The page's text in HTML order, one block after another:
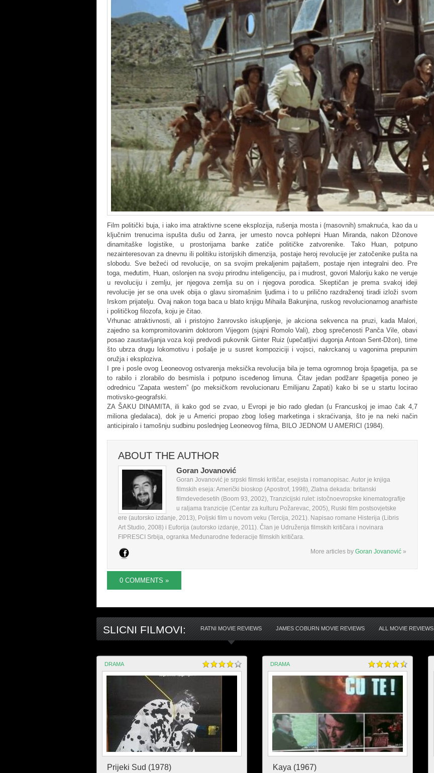
Film politički buja, i iako ima atraktivne scene eksplozija, rušenja mosta i (masovnih) smaknuća, kao da u
ključnim trenucima ispušta dušu od žanra, jer umesto novca pohlepni Huan Miranda, nakon Džonove
dinamitaške logistike, u prostorijama banke zatiče političke zatvorenike. Tako Huan, potpuno
nezainteresovan za dnevnu ili politiku istorijskih dimenzija, postaje heroj revolucije jer zatočenike pušta na
slobodu. Sve bežeći od revolucije, on sa svojim prekaljenim pajtašem, postaje njen integralni deo. Pre
toga, međutim, Huan, oslonjen na svoju prirodnu inteligenciju, pa i mudrost, govori Maloriju kako ne veruje
u revoluciju i zemlju, jer njegova zemlja su on i njegova porodica. Skeptičan je prema svakoj ideji
revolucije jer se ona uvek obija o glavu siromašnim ljudima i to u prilično razdraženoj tiradi izloži svom
Irskom prijatelju. Ovaj nakon toga baca u blato knjigu Mihaila Bakunjina, ruskog revolucionarnog anarhiste
i političkog filozofa, koju je čitao.
Vrhunac atraktivnosti, ali i pristojno žanrovsko iskupljenje, je akciona sekvenca na pruzi, kada Malori,
zajedno sa kompromitovanim doktorom Vijegom (sjajni Romolo Vali), zbog sprečenosti Panča Vile, obavi
posao zaustavljanja voza koji predvodi pukovnik Ginter Ruiz (upečatljivi dugonja Antoan Sent-Džon), time
što ubrza drugu lokomotivu i pošalje je u susret kompoziciji i vojsci, nakrckanoj u vagonima prepunim
oružja i eksploziva.
I pre i posle ovog Leoneovog ostvarenja meksička revolucija bila je tema ogromnog broja špagetija, pa se
to rabilo i zlorabilo do besmisla i potpuno isceđenog limuna. Čitav jedan podžanr špagetija poneo je
odrednicu “Zapata western” (po meksičkom revolucionaru Emilijanu Zapati) kako bi se u startu locirao
motivsko-geografski.
ZA ŠAKU DINAMITA, ili kako god se zvao, u Evropi je bio rado gledan (u Francuskoj je imao čak 4,7
miliona gledalaca), dok je u Americi propao zbog lošeg marketinga i skraćivanja, što je na neki način
anticipiralo i tamošnju sudbinu poslednjeg Leoneovog filma, BILO JEDNOM U AMERICI (1984).
ABOUT THE AUTHOR
Goran Jovanović
Goran Jovanović je srpski filmski kritičar, esejista i romanopisac. Autor je knjiga
filmskih eseja: Američki bioskop (Apostrof, 1998), Zlatna dekada: britanski
filmdevedesetih (Boom 93, 2002), Tranzicijski rulet: istočnoevropske kinematografije
u raljama tranzicije (Centar za kulturu Požarevac, 2005), Ruski film postsovjetske
ere (autorsko izdanje, 2013), Poljski film u novom veku (Tercija, 2021). Napisao romane Histerija (Libris
Art Studio, 2008) i Euforija (autorsko izdanje, 2011). Član je Udruženja filmskih kritičara i novinara
FIPRESCI Srbija, ogranka Međunarodne federacije filmskih kritičara.
More articles by Goran Jovanović »
0 COMMENTS »
SLICNI FILMOVI: RATNI MOVIE REVIEWS JAMES COBURN MOVIE REVIEWS ALL MOVIE REVIEWS
DRAMA
Prijeki Sud (1978)
DRAMA
Kaya (1967)